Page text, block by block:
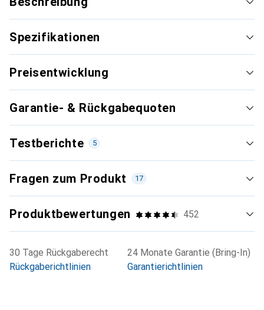
Spezifikationen
Preisentwicklung
Garantie- & Rückgabequoten
Testberichte 5
Fragen zum Produkt 17
Produktbewertungen 452
30 Tage Rückgaberecht
Rückgaberichtlinien
24 Monate Garantie (Bring-In)
Garantierichtlinien